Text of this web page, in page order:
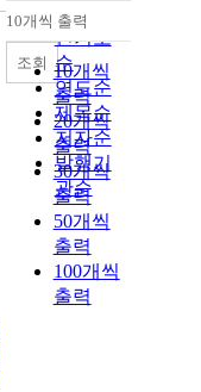
순
인기도
순
연도순
제목순
저자순
발행기
관순
내림차순
10개씩 출력
10개씩
출력
20개씩
출력
30개씩
출력
50개씩
출력
100개씩
출력
조회